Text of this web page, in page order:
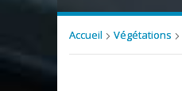
Accueil Végétations